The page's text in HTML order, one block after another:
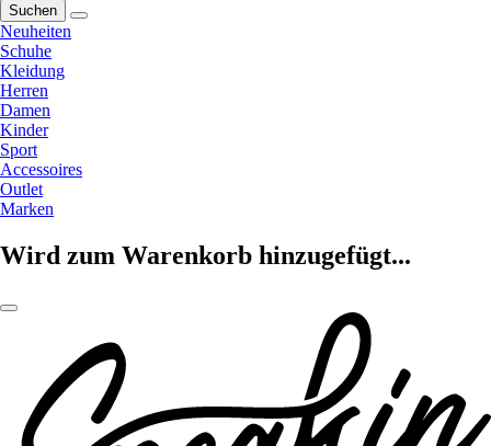
Suchen
Neuheiten
Schuhe
Kleidung
Herren
Damen
Kinder
Sport
Accessoires
Outlet
Marken
Wird zum Warenkorb hinzugefügt...